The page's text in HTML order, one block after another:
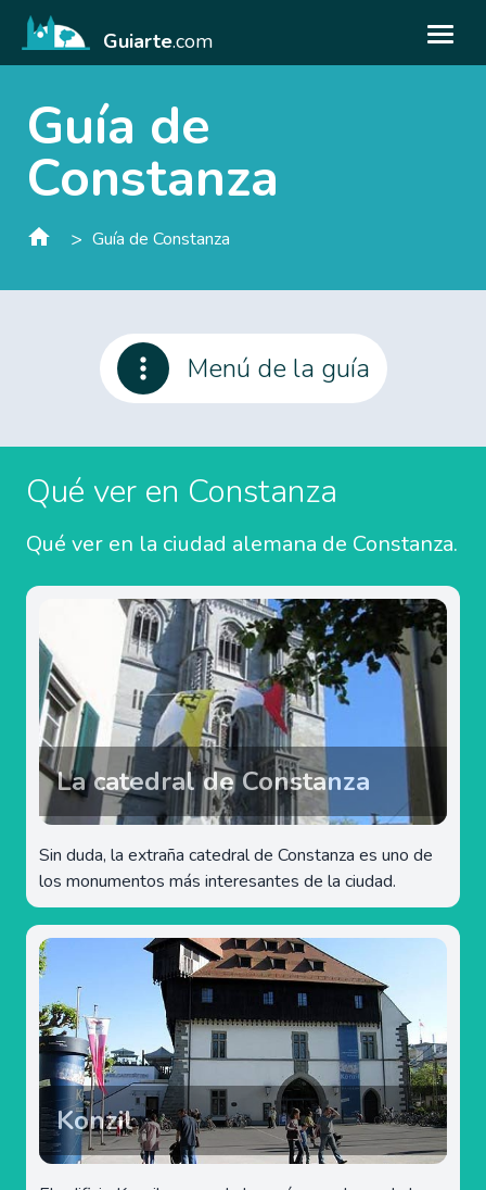
Guiarte.com
Guía de
Constanza
> Guía de Constanza
Menú de la guía
Qué ver en Constanza
Qué ver en la ciudad alemana de Constanza.
La catedral de Constanza
Sin duda, la extraña catedral de Constanza es uno de
los monumentos más interesantes de la ciudad.
Konzil